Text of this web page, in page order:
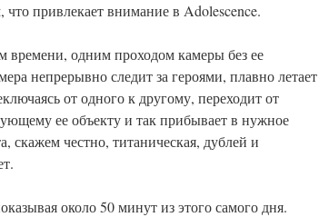
привлекает внимание в Adolescence.
времени, одним проходом камеры без ее
непрерывно следит за героями, плавно летает
от одного к другому, переходит от
ее объекту и так прибывает в нужное
скажем честно, титаническая, дублей и
около 50 минут из этого самого дня.